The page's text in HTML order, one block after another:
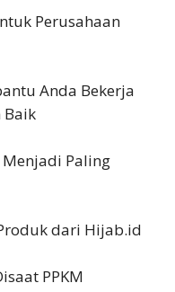
Perusahaan
Anda Bekerja
Baik
Paling
dari Hijab.id
PPKM